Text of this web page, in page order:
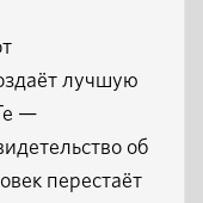
лучшую
—
об
перестаёт